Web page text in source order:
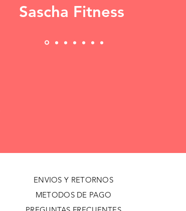
Sascha Fitness
ENVIOS Y RETORNOS
METODOS DE PAGO